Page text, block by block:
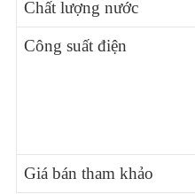
Chất lượng nước
Công suất điện
Giá bán tham khảo